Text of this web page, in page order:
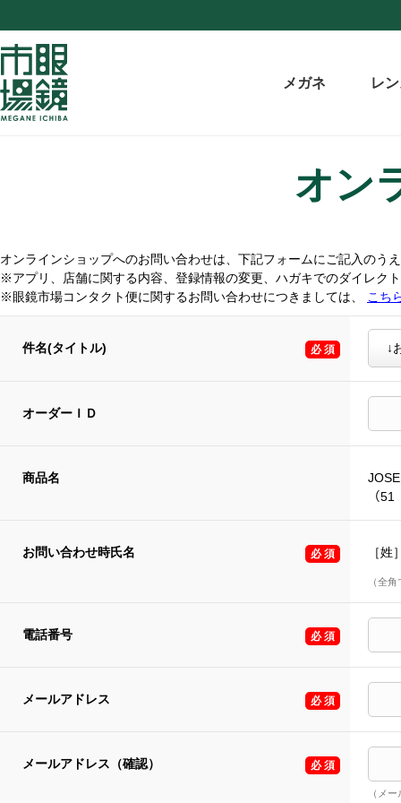
メガネ レ
オン
オンラインショップへのお問い合わせは、下記フォームにご記入のう
※アプリ、店舗に関する内容、登録情報の変更、ハガキでのダイレク
※眼鏡市場コンタクト便に関するお問い合わせにつきましては、
こち
件名(タイトル)
オーダーＩＤ
商品名
（
お問い合わせ時氏名 ［姓
（全
電話番号
メールアドレス
メールアドレス（確認）
（メ